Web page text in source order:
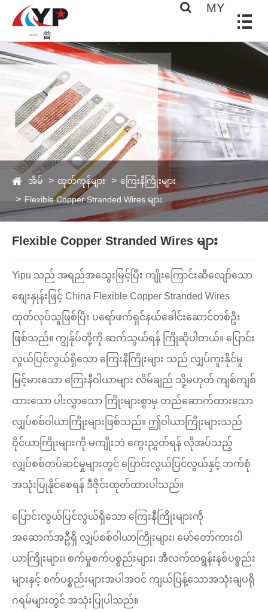
MY
အိမ် ထုတ်ကုန်များ
ကြေးနီကြိုးများ
Flexible Copper Stranded Wires များ
Flexible Copper Stranded Wires များ
Yipu သည် အရည်အသွေးမြင့်ပြီး ကျိုးကြောင်းဆီလျော်သော
စျေးနှုန်းဖြင့် China Flexible Copper Stranded Wires
ထုတ်လုပ်သူဖြစ်ပြီး ပရော်ဖက်ရှင်နယ်ခေါင်းဆောင်တစ်ဦး
ဖြစ်သည်။ ကျွန်ုပ်တို့ကို ဆက်သွယ်ရန် ကြိုဆိုပါတယ်။ ပြောင်း
လွယ်ပြင်လွယ်ရှိသော ကြေးနီကြိုးများ သည် လျှပ်ကူးနိုင်မှု
မြင့်မားသော ကြေးနီဝါယာများ လိမ်ချည် သို့မဟုတ် ကျစ်ကျစ်
ထားသော ပါးလွှာသော ကြိုးများစွာမှ တည်ဆောက်ထားသော
လျှပ်စစ်ဝါယာကြိုးများဖြစ်သည်။ ဤဝါယာကြိုးများသည်
ဝိုင်ယာကြိုးများကို မကျိုးဘဲ ကွေးညွှတ်ရန် လိုအပ်သည့်
လျှပ်စစ်တပ်ဆင်မှုများတွင် ပြောင်းလွယ်ပြင်လွယ်နှင့် ဘက်စုံ
အသုံးပြုနိုင်စေရန် ဒီဇိုင်းထုတ်ထားပါသည်။
ပြောင်းလွယ်ပြင်လွယ်ရှိသော ကြေးနီကြိုးများကို
အဆောက်အဦရှိ လျှပ်စစ်ဝါယာကြိုးများ၊ မော်တော်ကားဝါ
ယာကြိုးများ၊ စက်မှုစက်ပစ္စည်းများ၊ အီလက်ထရွန်းနစ်ပစ္စည်း
များနှင့် စက်ပစ္စည်းများအပါအဝင် ကျယ်ပြန့်သောအသုံးချပရို
ဂရမ်များတွင် အသုံးပြုပါသည်။